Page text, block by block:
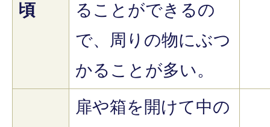
頃
ることができるの
で、周りの物にぶつ
かることが多い。
扉や箱を開けて中の